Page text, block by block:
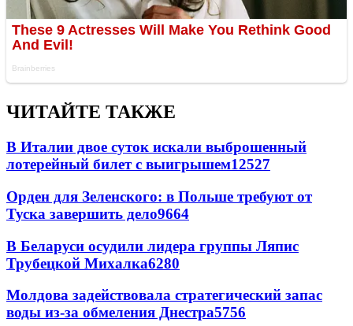
ЧИТАЙТЕ ТАКЖЕ
В Италии двое суток искали выброшенный
лотерейный билет с выигрышем12527
Орден для Зеленского: в Польше требуют от
Туска завершить дело9664
В Беларуси осудили лидера группы Ляпис
Трубецкой Михалка6280
Молдова задействовала стратегический запас
воды из-за обмеления Днестра5756